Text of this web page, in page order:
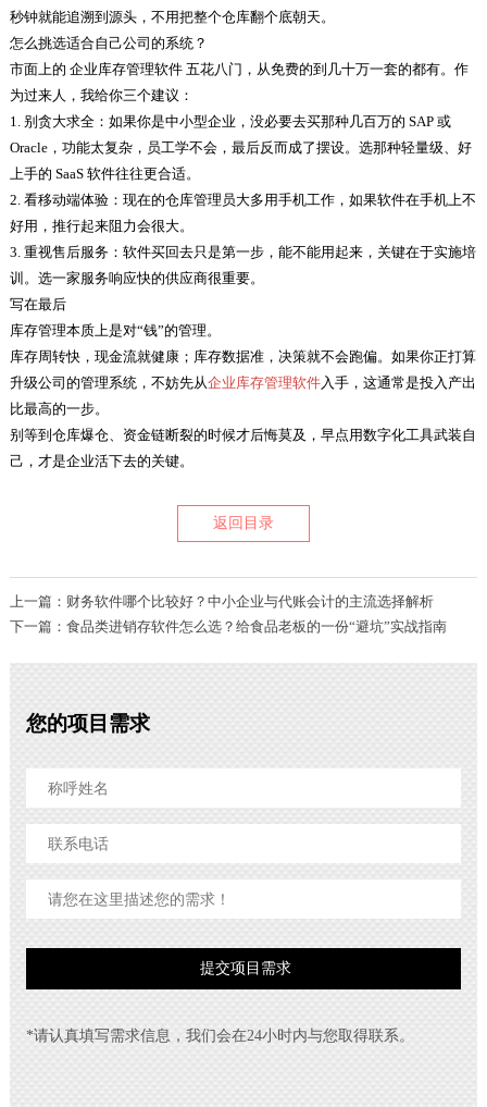
秒钟就能追溯到源头，不用把整个仓库翻个底朝天。
怎么挑选适合自己公司的系统？
市面上的 企业库存管理软件 五花八门，从免费的到几十万一套的都有。作
为过来人，我给你三个建议：
1. 别贪大求全：如果你是中小型企业，没必要去买那种几百万的 SAP 或
Oracle，功能太复杂，员工学不会，最后反而成了摆设。选那种轻量级、好
上手的 SaaS 软件往往更合适。
2. 看移动端体验：现在的仓库管理员大多用手机工作，如果软件在手机上不
好用，推行起来阻力会很大。
3. 重视售后服务：软件买回去只是第一步，能不能用起来，关键在于实施培
训。选一家服务响应快的供应商很重要。
写在最后
库存管理本质上是对“钱”的管理。
库存周转快，现金流就健康；库存数据准，决策就不会跑偏。如果你正打算
升级公司的管理系统，不妨先从企业库存管理软件入手，这通常是投入产出
比最高的一步。
别等到仓库爆仓、资金链断裂的时候才后悔莫及，早点用数字化工具武装自
己，才是企业活下去的关键。
返回目录
上一篇：财务软件哪个比较好？中小企业与代账会计的主流选择解析
下一篇：食品类进销存软件怎么选？给食品老板的一份“避坑”实战指南
您的项目需求
*请认真填写需求信息，我们会在24小时内与您取得联系。